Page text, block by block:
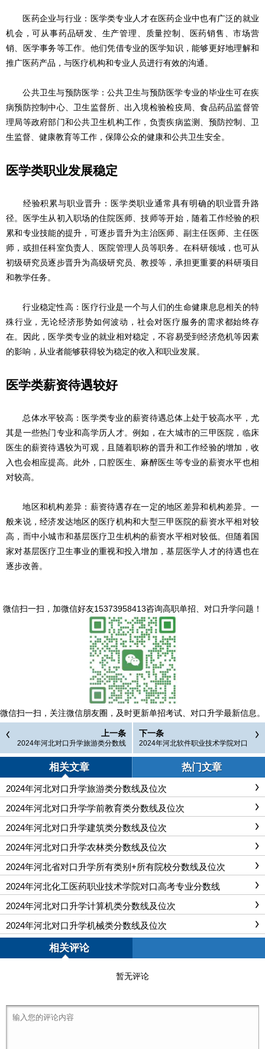
医药企业与行业：医学类专业人才在医药企业中也有广泛的就业
机会，可从事药品研发、生产管理、质量控制、医药销售、市场营
销、医学事务等工作。他们凭借专业的医学知识，能够更好地理解和
推广医药产品，与医疗机构和专业人员进行有效的沟通。
公共卫生与预防医学：公共卫生与预防医学专业的毕业生可在疾
病预防控制中心、卫生监督所、出入境检验检疫局、食品药品监督管
理局等政府部门和公共卫生机构工作，负责疾病监测、预防控制、卫
生监督、健康教育等工作，保障公众的健康和公共卫生安全。
医学类职业发展稳定
经验积累与职业晋升：医学类职业通常具有明确的职业晋升路
径。医学生从初入职场的住院医师、技师等开始，随着工作经验的积
累和专业技能的提升，可逐步晋升为主治医师、副主任医师、主任医
师，或担任科室负责人、医院管理人员等职务。在科研领域，也可从
初级研究员逐步晋升为高级研究员、教授等，承担更重要的科研项目
和教学任务。
行业稳定性高：医疗行业是一个与人们的生命健康息息相关的特
殊行业，无论经济形势如何波动，社会对医疗服务的需求都始终存
在。因此，医学类专业的就业相对稳定，不容易受到经济危机等因素
的影响，从业者能够获得较为稳定的收入和职业发展。
医学类薪资待遇较好
总体水平较高：医学类专业的薪资待遇总体上处于较高水平，尤
其是一些热门专业和高学历人才。例如，在大城市的三甲医院，临床
医生的薪资待遇较为可观，且随着职称的晋升和工作经验的增加，收
入也会相应提高。此外，口腔医生、麻醉医生等专业的薪资水平也相
对较高。
地区和机构差异：薪资待遇存在一定的地区差异和机构差异。一
般来说，经济发达地区的医疗机构和大型三甲医院的薪资水平相对较
高，而中小城市和基层医疗卫生机构的薪资水平相对较低。但随着国
家对基层医疗卫生事业的重视和投入增加，基层医学人才的待遇也在
逐步改善。
微信扫一扫， 加微信好友15373958413咨询高职单招、对口升学问题 ！
微信扫一扫， 关注微信朋友圈，及时更新单招考试、对口升学最新信息。
上一条
2024年河北对口升学旅游类分数线
及位次
下一条
2024年河北软件职业技术学院对口
高考专业分数线
相关文章 热门文章
2024年河北对口升学旅游类分数线及位次
2024年河北对口升学学前教育类分数线及位次
2024年河北对口升学建筑类分数线及位次
2024年河北对口升学农林类分数线及位次
2024年河北省对口升学所有类别+所有院校分数线及位次
2024年河北化工医药职业技术学院对口高考专业分数线
2024年河北对口升学计算机类分数线及位次
2024年河北对口升学机械类分数线及位次
相关评论
暂无评论